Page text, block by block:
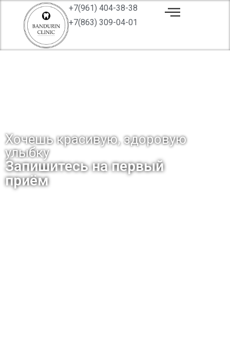
+7(961) 404-38-38
+7(863) 309-04-01
Хочешь красивую, здоровую
улыбку
Запишитесь на первый
приём